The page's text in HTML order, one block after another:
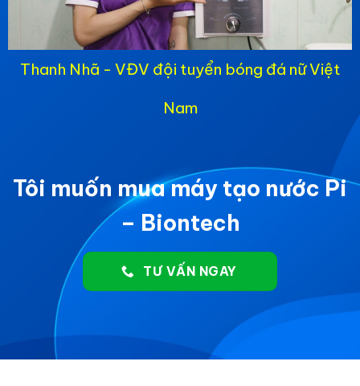
Thanh Nhã - VĐV đội tuyển bóng đá nữ Việt
Nam
Tôi muốn mua máy tạo nước Pi
– Biontech
TƯ VẤN NGAY